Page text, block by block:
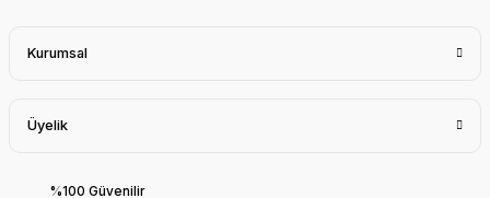
Kurumsal
Üyelik
%100 Güvenilir